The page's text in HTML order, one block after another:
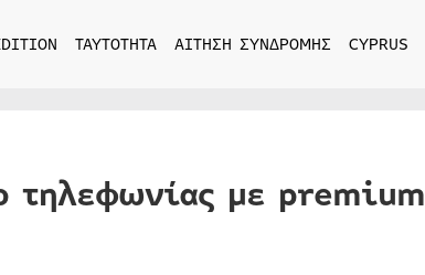
ΤΑΥΤΟΤΗΤΑ ΑΙΤΗΣΗ ΣΥΝΔΡΟΜΗΣ CYPRUS
με premium